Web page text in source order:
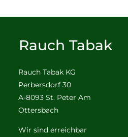
Rauch Tabak
Rauch Tabak KG
Perbersdorf 30
A-8093 St. Peter Am
Ottersbach
Wir sind erreichbar